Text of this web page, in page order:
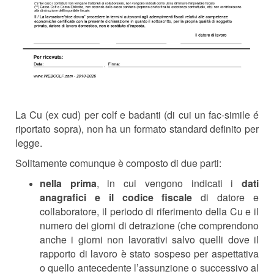
La Cu (ex cud) per colf e badanti (di cui un fac-simile é
riportato sopra), non ha un formato standard definito per
legge.
Solitamente comunque è composto di due parti:
nella prima, in cui vengono indicati idati
anagrafici e il codice fiscale di datore e
collaboratore, il periodo di riferimento della Cu e il
numero dei giorni di detrazione (che comprendono
anche i giorni non lavorativi salvo quelli dove il
rapporto di lavoro è stato sospeso per aspettativa
o quello antecedente l’assunzione o successivo al